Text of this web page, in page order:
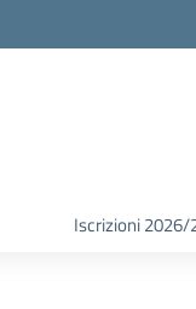
Iscrizioni 2026/